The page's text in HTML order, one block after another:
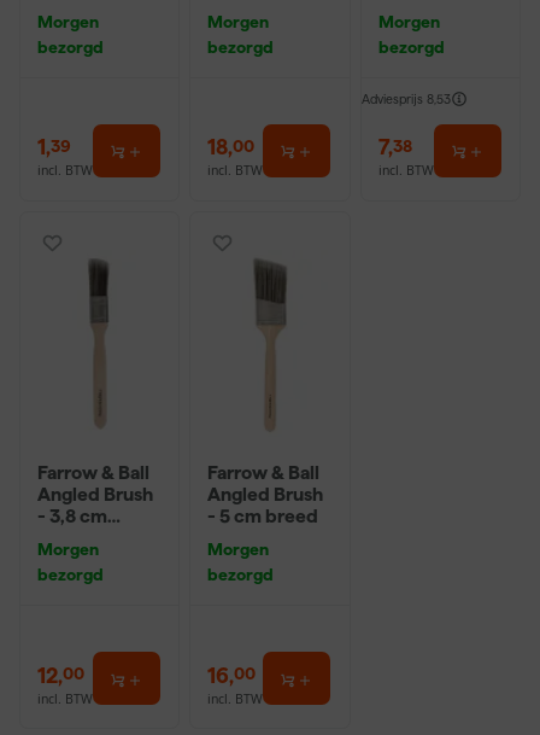
P220
Morgen
bezorgd
1,39
incl. BTW
Morgen
bezorgd
18,00
incl. BTW
Morgen
bezorgd
Adviesprijs 8,53
7,38
incl. BTW
Farrow & Ball
Angled Brush
- 3,8 cm
Morgen
bezorgd
12,00
incl. BTW
Farrow & Ball
Angled Brush
- 5 cm breed
Morgen
bezorgd
16,00
incl. BTW